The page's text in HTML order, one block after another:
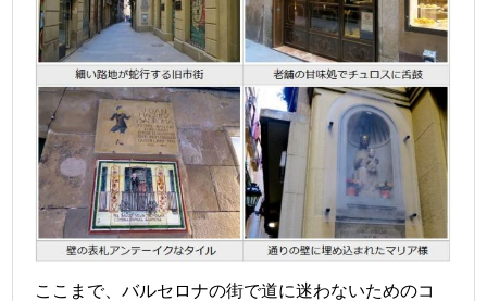
ここまで、バルセロナの街で道に迷わないためのコ